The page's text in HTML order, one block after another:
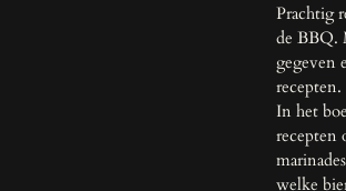
Prachtig
de BBQ.
gegeven
recepten.
In het
recepten
welke